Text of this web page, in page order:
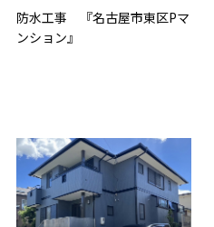
防水工事 『名古屋市東区Pマ
ンション』